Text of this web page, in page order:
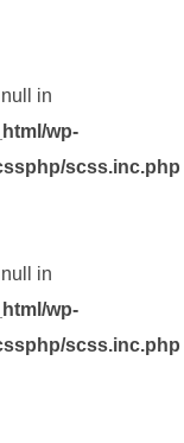
in
wp-
scss.inc.php
in
wp-
scss.inc.php